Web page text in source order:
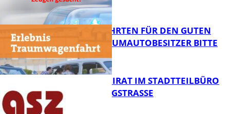
FB News
FB News
SPENDENFAHRTEN FÜR DEN GUTEN
ZWECK – TRAUMAUTOBESITZER BITTE
MELDEN!
SENIORENBEIRAT IM STADTTEILBÜRO
IN DER KÖNIGSTRASSE